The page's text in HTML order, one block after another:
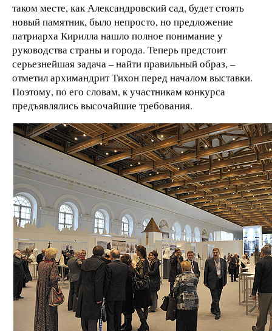
таком месте, как Александровский сад, будет стоять
новый памятник, было непросто, но предложение
патриарха Кирилла нашло полное понимание у
руководства страны и города. Теперь предстоит
серьезнейшая задача – найти правильный образ, –
отметил архимандрит Тихон перед началом выставки.
Поэтому, по его словам, к участникам конкурса
предъявлялись высочайшие требования.